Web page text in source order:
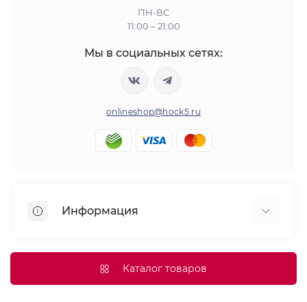
ПН-ВС
11:00 – 21:00
Мы в социальных сетях:
onlineshop@hock5.ru
Информация
Доставка
Каталог товаров